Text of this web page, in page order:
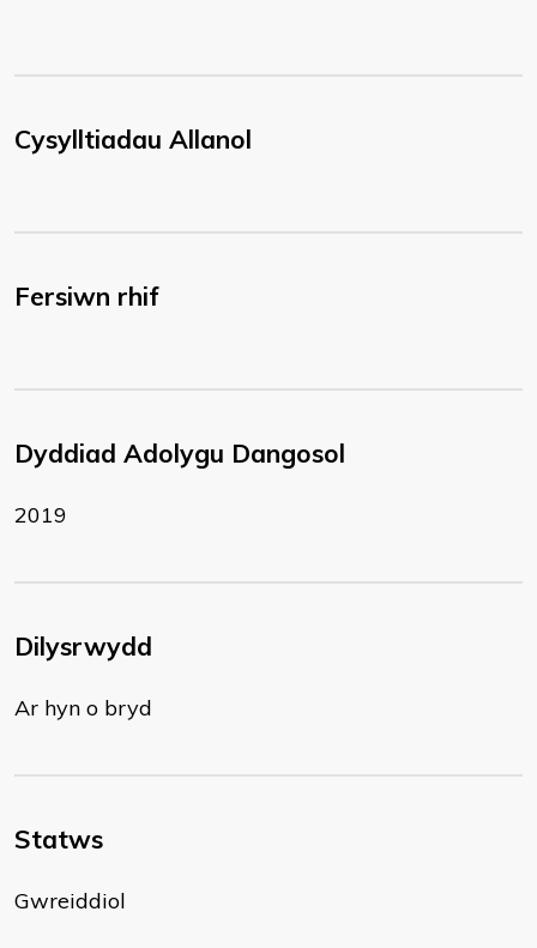
Cysylltiadau Allanol
Fersiwn rhif
Dyddiad Adolygu Dangosol
2019
Dilysrwydd
Ar hyn o bryd
Statws
Gwreiddiol